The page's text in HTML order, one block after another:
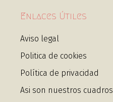
Enlaces Útiles
Aviso legal
Politica de cookies
Política de privacidad
Asi son nuestros cuadros